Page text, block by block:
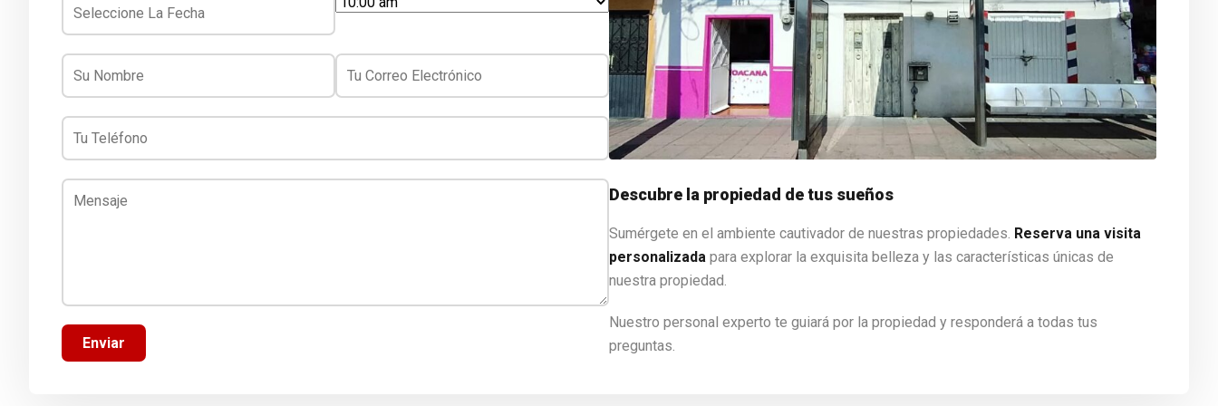
Enviar
Descubre la propiedad de tus sueños
Sumérgete en el ambiente cautivador de nuestras propiedades. Reserva una visita
personalizada para explorar la exquisita belleza y las características únicas de
nuestra propiedad.
Nuestro personal experto te guiará por la propiedad y responderá a todas tus
preguntas.